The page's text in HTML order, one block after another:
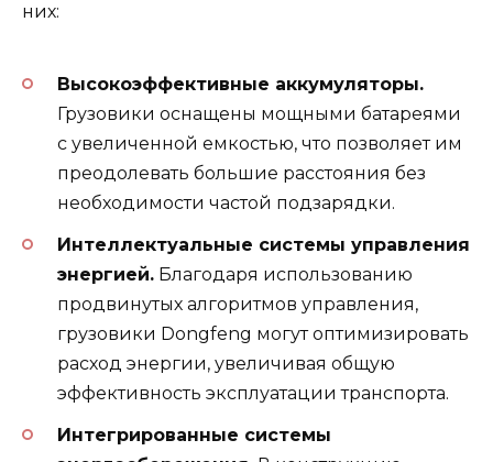
них:
Высокоэффективные аккумуляторы.
Грузовики оснащены мощными батареями
с увеличенной емкостью, что позволяет им
преодолевать большие расстояния без
необходимости частой подзарядки.
Интеллектуальные системы управления
энергией. Благодаря использованию
продвинутых алгоритмов управления,
грузовики Dongfeng могут оптимизировать
расход энергии, увеличивая общую
эффективность эксплуатации транспорта.
Интегрированные системы